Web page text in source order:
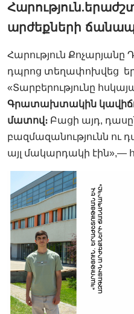
Հարություն.
արժեքների
Հարություն
դպրոց տեղափոխվեց
«Տարբերությունը
Գրատախտակին կավիճով
մատով։ Բացի այդ,
բազմազանությունն ու
այլ մակարդակի էին»,—